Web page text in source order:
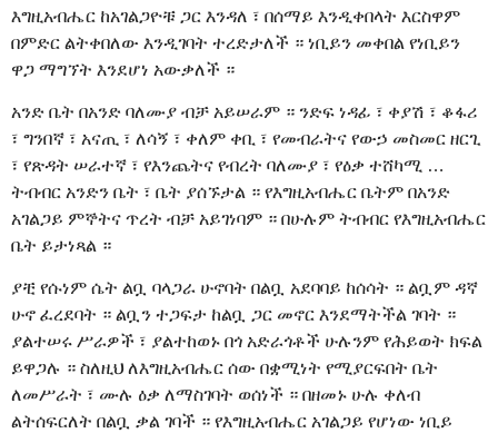
እግዚአብሔር ከአገልጋዮቹ ጋር እንዳለ ፣ በሰማይ እንዲቀበላት እርስዋም
በምድር ልትቀበለው እንዲገባት ተረድታለች ። ነቢይን መቀበል የነቢይን
ዋጋ ማግኘት እንደሆነ አውቃለች ።
አንድ ቤት በአንድ ባለሙያ ብቻ አይሠራም ። ንድፍ ነዳፊ ፣ ቀያሽ ፣ ቆፋሪ
፣ ግንበኛ ፣ አናጢ ፣ ለሳኝ ፣ ቀለም ቀቢ ፣ የመብራትና የውኃ መስመር ዘርጊ
፣ የጽዳት ሠራተኛ ፣ የእንጨትና የብረት ባለሙያ ፣ የዕቃ ተሸካሚ …
ትብብር አንድን ቤት ፣ ቤት ያሰኙታል ። የእግዚአብሔር ቤትም በአንድ
አገልጋይ ምኞትና ጥረት ብቻ አይገነባም ። በሁሉም ትብብር የእግዚአብሔር
ቤት ይታነጻል ።
ያቺ የሱነም ሴት ልቧ ባላጋራ ሁኖባት በልቧ አደባባይ ከሰሳት ። ልቧም ዳኛ
ሁኖ ፈረደባት ። ልቧን ተጋፍታ ከልቧ ጋር መኖር እንደማትችል ገባት ።
ያልተሠሩ ሥራዎች ፣ ያልተከወኑ በጎ አድራጎቶች ሁሉንም የሕይወት ክፍል
ይዋጋሉ ። ስለዚህ ለእግዚአብሔር ሰው በቋሚነት የሚያርፍበት ቤት
ለመሥራት ፣ ሙሉ ዕቃ ለማስገባት ወሰነች ። በዘመኑ ሁሉ ቀለብ
ልትሰፍርለት በልቧ ቃል ገባች ። የእግዚአብሔር አገልጋይ የሆነው ነቢይ